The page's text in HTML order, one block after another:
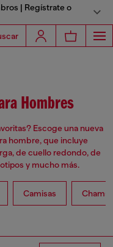
| Regístrate o
Hombres
Escoge una nueva
hombre, que incluye
de cuello redondo, de
y mucho más.
Camisas